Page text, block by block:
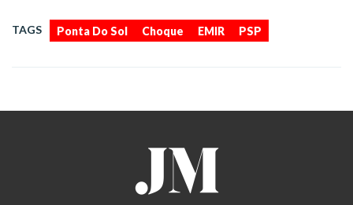
TAGS Ponta Do Sol Choque EMIR PSP